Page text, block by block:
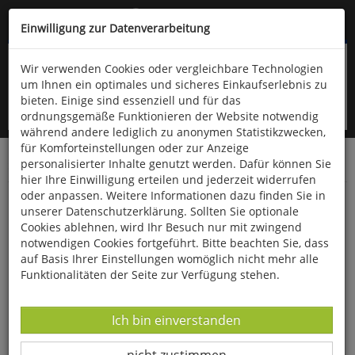
Kompletten Head der Seite überspringen
oder (06766) 9323-960
Startseite Bücher Psychologie
Akzeptiere, was du nicht ändern kannst
Einwilligung zur Datenverarbeitung
Wir verwenden Cookies oder vergleichbare Technologien
um Ihnen ein optimales und sicheres Einkaufserlebnis zu
bieten. Einige sind essenziell und für das
ordnungsgemäße Funktionieren der Website notwendig
während andere lediglich zu anonymen Statistikzwecken,
für Komforteinstellungen oder zur Anzeige
personalisierter Inhalte genutzt werden. Dafür können Sie
hier Ihre Einwilligung erteilen und jederzeit widerrufen
oder anpassen. Weitere Informationen dazu finden Sie in
unserer Datenschutzerklärung. Sollten Sie optionale
Cookies ablehnen, wird Ihr Besuch nur mit zwingend
notwendigen Cookies fortgeführt. Bitte beachten Sie, dass
auf Basis Ihrer Einstellungen womöglich nicht mehr alle
Funktionalitäten der Seite zur Verfügung stehen.
Datenverarbeitung -
Ich bin einverstanden